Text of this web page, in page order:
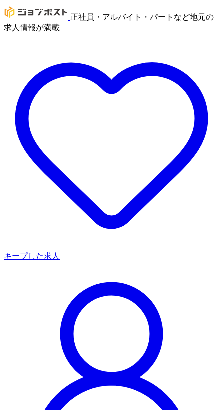
正社員・アルバイト・パートなど地元の
求人情報が満載
キープした求人